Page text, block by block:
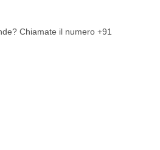
Chiamate il numero +91